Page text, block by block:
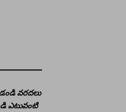
వరదలు
ఎటువంటి